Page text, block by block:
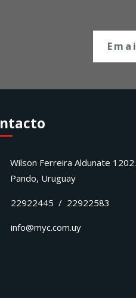
Wilson Ferreira Aldunate 1202.
Pando, Uruguay
22922445 / 22922583
info@myc.com.uy